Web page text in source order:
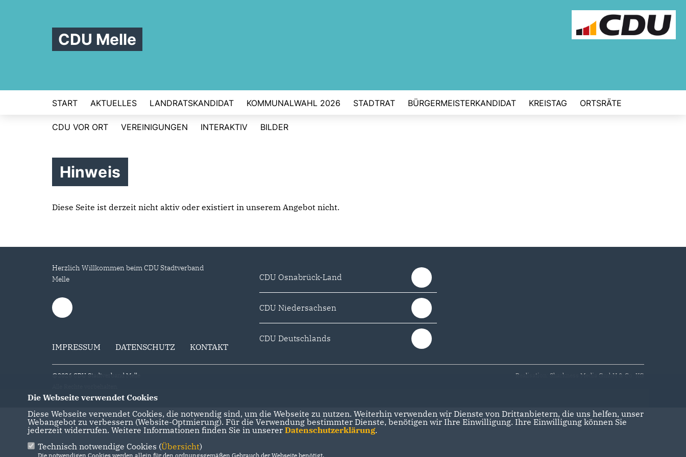
CDU Melle
START AKTUELLES LANDRATSKANDIDAT KOMMUNALWAHL 2026 STADTRAT BÜRGERMEISTERKANDIDAT KREISTAG ORTSRÄTE
CDU VOR ORT VEREINIGUNGEN INTERAKTIV BILDER
Hinweis
Diese Seite ist derzeit nicht aktiv oder existiert in unserem Angebot nicht.
Herzlich Willkommen beim CDU Stadtverband
Melle
IMPRESSUM DATENSCHUTZ KONTAKT
CDU Osnabrück-Land
CDU Niedersachsen
CDU Deutschlands
@2026 CDU Stadtverband Melle
Realisation: Sharkness Media GmbH & Co. KG
Die Webseite verwendet Cookies
Diese Webseite verwendet Cookies, die notwendig sind, um die Webseite zu nutzen. Weiterhin verwenden wir Dienste von Drittanbietern, die uns helfen, unser
Webangebot zu verbessern (Website-Optmierung). Für die Verwendung bestimmter Dienste, benötigen wir Ihre Einwilligung. Ihre Einwilligung können Sie
jederzeit widerrufen. Weitere Informationen finden Sie in unserer Datenschutzerklärung.
Technisch notwendige Cookies (Übersicht)
Die notwendigen Cookies werden allein für den ordnungsgemäßen Gebrauch der Webseite benötigt.